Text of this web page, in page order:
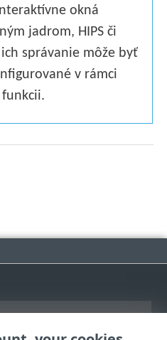
okná
jadrom, HIPS či
správanie môže byť
v rámci